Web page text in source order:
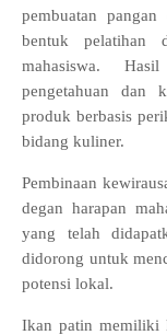
pembuatan
bentuk pelatihan
mahasiswa.
pengetahuan dan
produk berbasis
bidang kuliner.
Pembinaan
degan harapan
yang telah
didorong untuk
potensi lokal.
Ikan patin memiliki